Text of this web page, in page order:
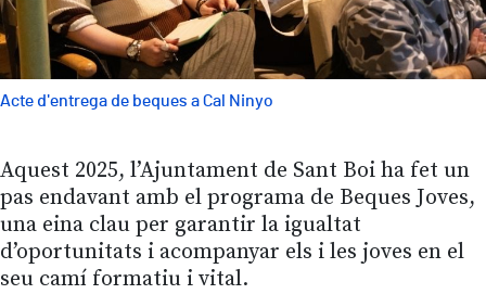
Acte d'entrega de beques a Cal Ninyo
Aquest 2025, l’Ajuntament de Sant Boi ha fet un
pas endavant amb el programa de Beques Joves,
una eina clau per garantir la igualtat
d’oportunitats i acompanyar els i les joves en el
seu camí formatiu i vital.